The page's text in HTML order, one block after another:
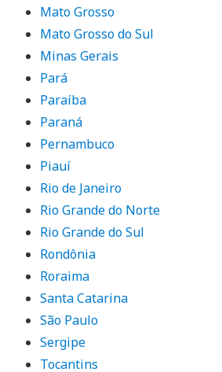
Mato Grosso
Mato Grosso do Sul
Minas Gerais
Pará
Paraíba
Paraná
Pernambuco
Piauí
Rio de Janeiro
Rio Grande do Norte
Rio Grande do Sul
Rondônia
Roraima
Santa Catarina
São Paulo
Sergipe
Tocantins